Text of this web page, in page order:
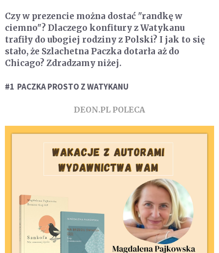
Czy w prezencie można dostać "randkę w
ciemno"? Dlaczego konfitury z Watykanu
trafiły do ubogiej rodziny z Polski? I jak to się
stało, że Szlachetna Paczka dotarła aż do
Chicago? Zdradzamy niżej.
#1 PACZKA PROSTO Z WATYKANU
DEON.PL POLECA